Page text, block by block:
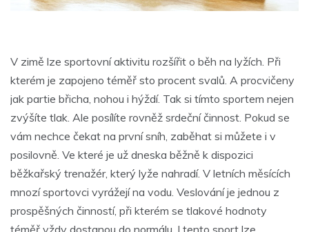
V zimě lze sportovní aktivitu rozšířit o běh na lyžích. Při
kterém je zapojeno téměř sto procent svalů. A procvičeny
jak partie břicha, nohou i hýždí. Tak si tímto sportem nejen
zvýšíte tlak. Ale posílíte rovněž srdeční činnost. Pokud se
vám nechce čekat na první sníh, zaběhat si můžete i v
posilovně. Ve které je už dneska běžně k dispozici
běžkařský trenažér, který lyže nahradí. V letních měsících
mnozí sportovci vyrážejí na vodu. Veslování je jednou z
prospěšných činností, při kterém se tlakové hodnoty
téměř vždy dostanou do normálu. I tento sport lze